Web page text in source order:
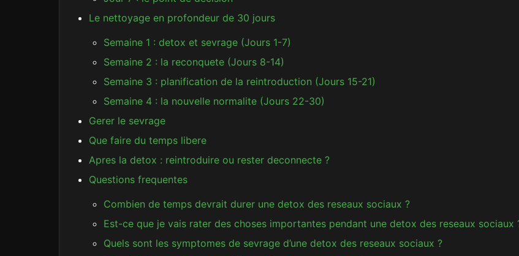
Le nettoyage en profondeur de 30 jours
Semaine 1 : detox et sevrage (Jours 1-7)
Semaine 2 : la reconquete (Jours 8-14)
Semaine 3 : planification de la reintroduction (Jours 15-21)
Semaine 4 : la nouvelle normalite (Jours 22-30)
Gerer le sevrage
Que faire du temps libere
Apres la detox : reintroduire ou rester deconnecte ?
Questions frequentes
Combien de temps devrait durer une detox des reseaux sociaux ?
Est-ce que je vais rater des choses importantes pendant une detox des reseaux sociaux
Quels sont les symptomes de sevrage d’une detox des reseaux sociaux ?